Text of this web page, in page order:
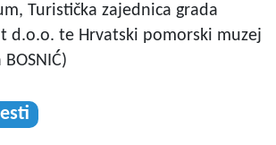
Turistička zajednica grada
d.o.o. te Hrvatski pomorski muzej